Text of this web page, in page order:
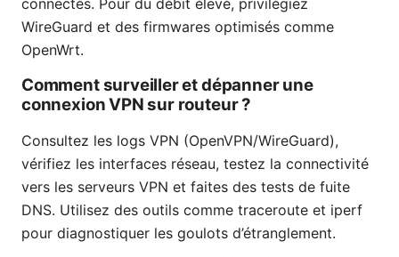
connectés. Pour du débit élevé, privilégiez
WireGuard et des firmwares optimisés comme
OpenWrt.
Comment surveiller et dépanner une
connexion VPN sur routeur ?
Consultez les logs VPN (OpenVPN/WireGuard),
vérifiez les interfaces réseau, testez la connectivité
vers les serveurs VPN et faites des tests de fuite
DNS. Utilisez des outils comme traceroute et iperf
pour diagnostiquer les goulots d’étranglement.